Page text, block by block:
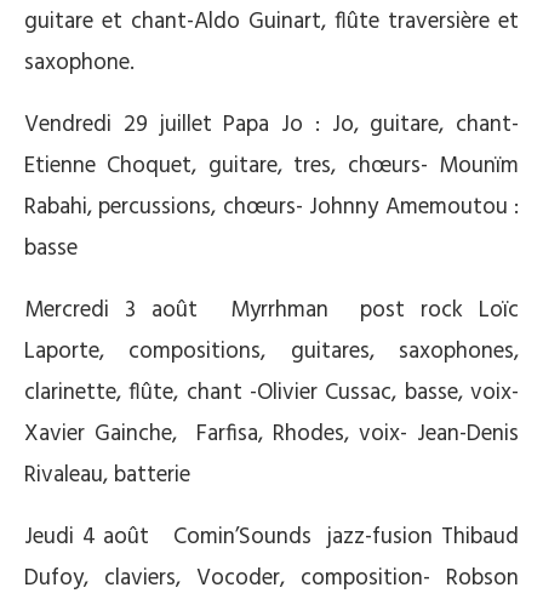
guitare et chant-Aldo Guinart, flûte traversière et
saxophone.
Vendredi 29 juillet Papa Jo : Jo, guitare, chant-
Etienne Choquet, guitare, tres, chœurs- Mounïm
Rabahi, percussions, chœurs- Johnny Amemoutou :
basse
Mercredi 3 août Myrrhman post rock Loïc
Laporte, compositions, guitares, saxophones,
clarinette, flûte, chant -Olivier Cussac, basse, voix-
Xavier Gainche, Farfisa, Rhodes, voix- Jean-Denis
Rivaleau, batterie
Jeudi 4 août Comin’Sounds jazz-fusion Thibaud
Dufoy, claviers, Vocoder, composition- Robson